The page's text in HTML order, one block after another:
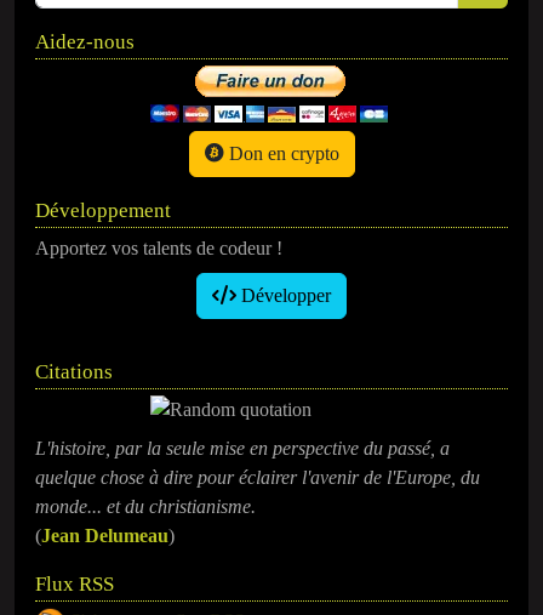
Aidez-nous
Don en crypto
Développement
Apportez vos talents de codeur !
Développer
Citations
L'histoire, par la seule mise en perspective du passé, a
quelque chose à dire pour éclairer l'avenir de l'Europe, du
monde... et du christianisme.
(​Jean Delumeau)
Flux RSS